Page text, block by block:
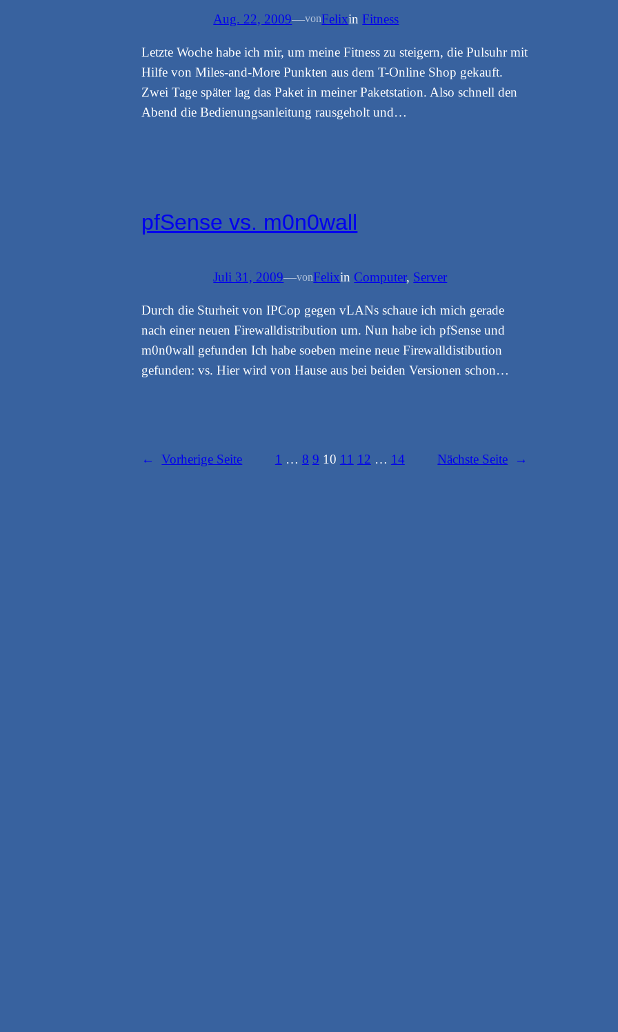
Aug. 22, 2009—vonFelixinFitness
Letzte Woche habe ich mir, um meine Fitness zu steigern, die Pulsuhr mit
Hilfe von Miles-and-More Punkten aus dem T-Online Shop gekauft.
Zwei Tage später lag das Paket in meiner Paketstation. Also schnell den
Abend die Bedienungsanleitung rausgeholt und…
pfSense vs. m0n0wall
Juli 31, 2009—vonFelixin Computer, Server
Durch die Sturheit von IPCop gegen vLANs schaue ich mich gerade
nach einer neuen Firewalldistribution um. Nun habe ich pfSense und
m0n0wall gefunden Ich habe soeben meine neue Firewalldistibution
gefunden: vs. Hier wird von Hause aus bei beiden Versionen schon…
← Vorherige Seite 1 … 8 9 10 11 12 … 14 Nächste Seite →